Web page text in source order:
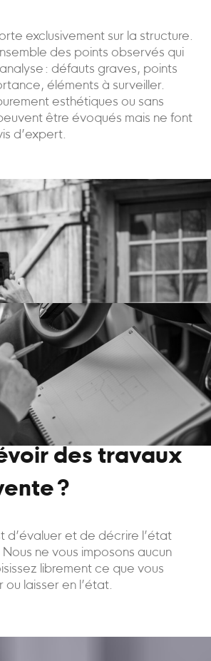
exclusivement sur la structure.
des points observés qui
: défauts graves, points
éléments à surveiller.
esthétiques ou sans
être évoqués mais ne font
d’expert.
des travaux
?
d’évaluer et de décrire l’état
ne vous imposons aucun
librement ce que vous
laisser en l’état.